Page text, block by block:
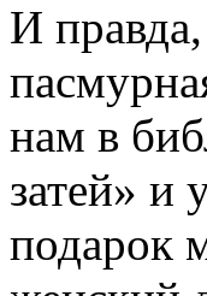
И
нам в
затей» и
подарок